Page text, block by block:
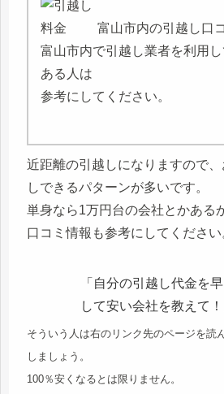
富山市内の引越し口コ
富山市内で引越し業者を利用
ある人は
参考にしてください。
近距離の引越しになりますので
しできるパターンが多いです。
単身なら1万円台の会社とかある
口コミ情報も参考にしてください
「自分の引越し代金を
して安い会社を教えて！
そういう人は右のリンク先のページを読
しましょう。
100％安くなるとは限りません。